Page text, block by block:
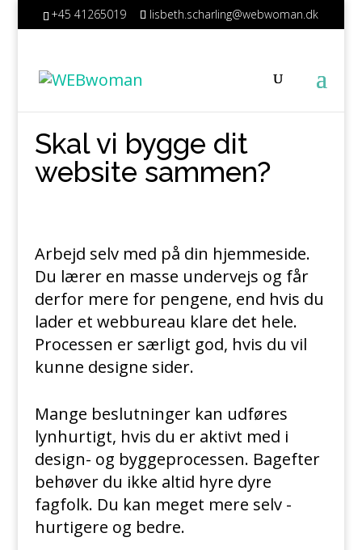
+45 41265019 lisbeth.scharling@webwoman.dk
Skal vi bygge dit
website sammen?
Arbejd selv med på din hjemmeside.
Du lærer en masse undervejs og får
derfor mere for pengene, end hvis du
lader et webbureau klare det hele.
Processen er særligt god, hvis du vil
kunne designe sider.
Mange beslutninger kan udføres
lynhurtigt, hvis du er aktivt med i
design- og byggeprocessen. Bagefter
behøver du ikke altid hyre dyre
fagfolk. Du kan meget mere selv -
hurtigere og bedre.